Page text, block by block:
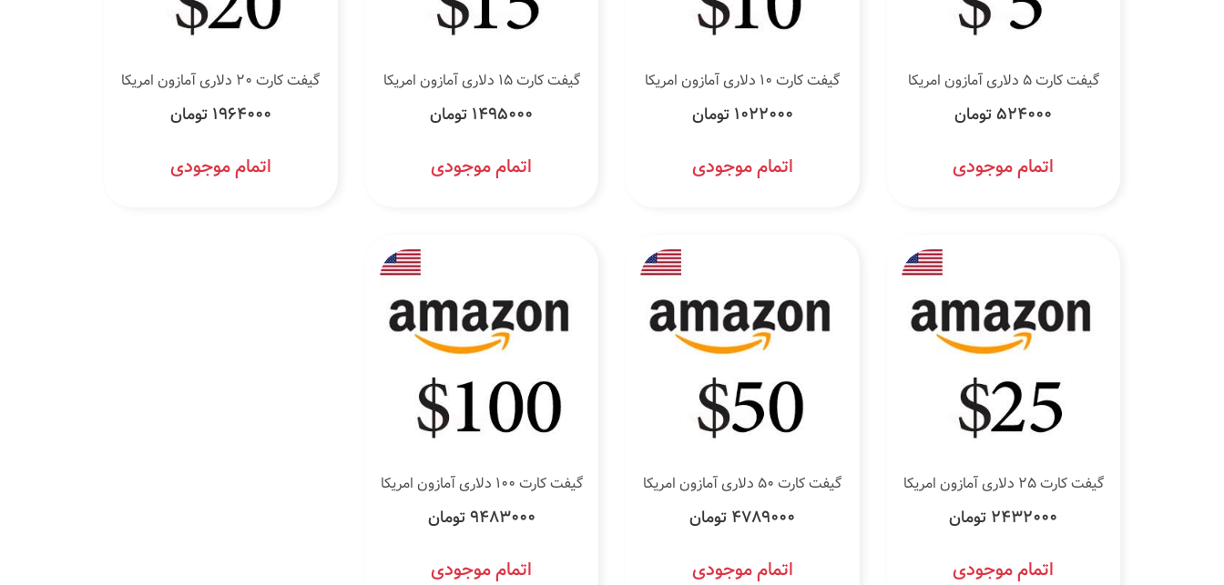
گیفت کارت 5 دلاری آمازون امریکا
524000 تومان
اتمام موجودی
گیفت کارت 10 دلاری آمازون امریکا
1022000 تومان
اتمام موجودی
گیفت کارت 15 دلاری آمازون امریکا
1495000 تومان
اتمام موجودی
گیفت کارت 20 دلاری آمازون امریکا
1964000 تومان
اتمام موجودی
گیفت کارت 25 دلاری آمازون امریکا
2432000 تومان
اتمام موجودی
گیفت کارت 50 دلاری آمازون امریکا
4789000 تومان
اتمام موجودی
گیفت کارت 100 دلاری آمازون امریکا
9483000 تومان
اتمام موجودی